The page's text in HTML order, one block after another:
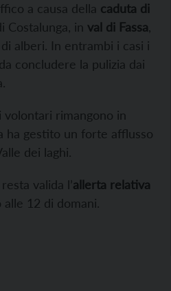
a causa della caduta di
Costalunga, in val di Fassa
alberi. In entrambi i casi i
concludere la pulizia dai
rimangono in
ha gestito un forte afflusso
dei laghi.
valida l’allerta relativa
12 di domani.